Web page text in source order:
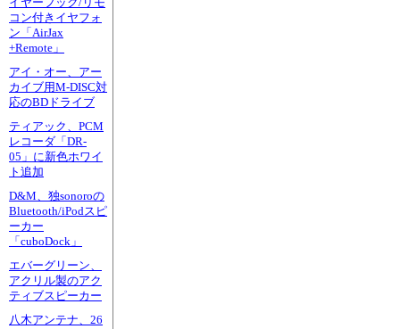
イヤーフック/リモ
コン付きイヤフォ
ン「AirJax
+Remote」
アイ・オー、アー
カイブ用M-DISC対
応のBDドライブ
ティアック、PCM
レコーダ「DR-
05」に新色ホワイ
ト追加
D&M、独sonoroの
Bluetooth/iPodスピ
ーカー
「cuboDock」
エバーグリーン、
アクリル製のアク
ティブスピーカー
八木アンテナ、26